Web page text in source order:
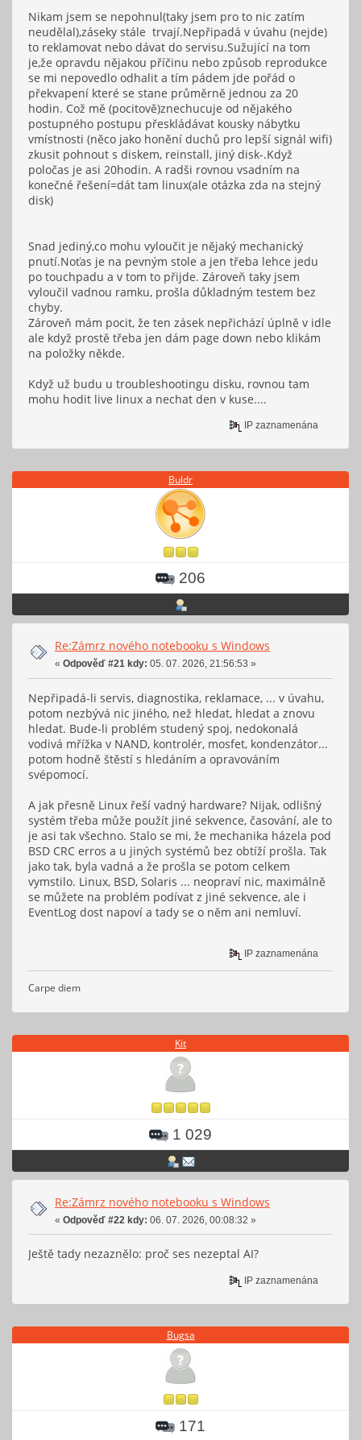
Nikam jsem se nepohnul(taky jsem pro to nic zatím
neudělal),záseky stále trvají.Nepřipadá v úvahu (nejde)
to reklamovat nebo dávat do servisu.Sužující na tom
je,že opravdu nějakou příčinu nebo způsob reprodukce
se mi nepovedlo odhalit a tím pádem jde pořád o
překvapení které se stane průměrně jednou za 20
hodin. Což mě (pocitově)znechucuje od nějakého
postupného postupu přeskládávat kousky nábytku
vmístnosti (něco jako honění duchů pro lepší signál wifi)
zkusit pohnout s diskem, reinstall, jiný disk-.Když
poločas je asi 20hodin. A radši rovnou vsadním na
konečné řešení=dát tam linux(ale otázka zda na stejný
disk)
Snad jediný,co mohu vyloučit je nějaký mechanický
pnutí.Noťas je na pevným stole a jen třeba lehce jedu
po touchpadu a v tom to přijde. Zároveň taky jsem
vyloučil vadnou ramku, prošla důkladným testem bez
chyby.
Zároveň mám pocit, že ten zásek nepřichází úplně v idle
ale když prostě třeba jen dám page down nebo klikám
na položky někde.
Když už budu u troubleshootingu disku, rovnou tam
mohu hodit live linux a nechat den v kuse....
IP zaznamenána
Buldr
206
Re:Zámrz nového notebooku s Windows
« Odpověď #21 kdy: 05. 07. 2026, 21:56:53 »
Nepřipadá-li servis, diagnostika, reklamace, ... v úvahu,
potom nezbývá nic jiného, než hledat, hledat a znovu
hledat. Bude-li problém studený spoj, nedokonalá
vodivá mřížka v NAND, kontrolér, mosfet, kondenzátor...
potom hodně štěstí s hledáním a opravováním
svépomocí.
A jak přesně Linux řeší vadný hardware? Nijak, odlišný
systém třeba může použít jiné sekvence, časování, ale to
je asi tak všechno. Stalo se mi, že mechanika házela pod
BSD CRC erros a u jiných systémů bez obtíží prošla. Tak
jako tak, byla vadná a že prošla se potom celkem
vymstilo. Linux, BSD, Solaris ... neopraví nic, maximálně
se můžete na problém podívat z jiné sekvence, ale i
EventLog dost napoví a tady se o něm ani nemluví.
IP zaznamenána
Carpe diem
Kit
1 029
Re:Zámrz nového notebooku s Windows
« Odpověď #22 kdy: 06. 07. 2026, 00:08:32 »
Ještě tady nezaznělo: proč ses nezeptal AI?
IP zaznamenána
Bugsa
171